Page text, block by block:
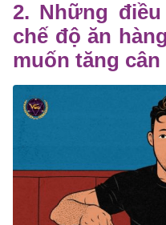
2. Những
chế độ ăn
muốn tăng cân